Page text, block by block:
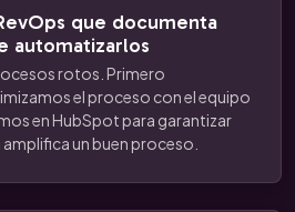
que documenta
automatizarlos
rotos. Primero
el proceso con el equipo
en HubSpot para garantizar
un buen proceso.